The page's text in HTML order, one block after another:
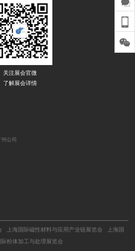
关注展会官微
了解展会详情
公司
上海国际磁性材料与应用产业链展览会
上海国
际粉体加工与处理展览会